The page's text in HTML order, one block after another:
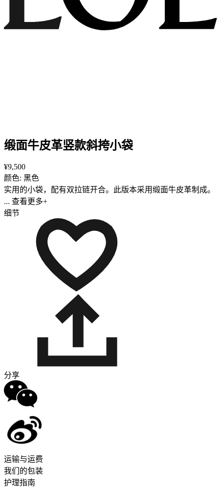
缎面牛皮革竖款斜挎小袋
¥9,500
颜色: 黑色
实用的小袋，配有双拉链开合。此版本采用缎面牛皮革制成。
... 查看更多+
细节
分享
运输与运费
我们的包装
护理指南